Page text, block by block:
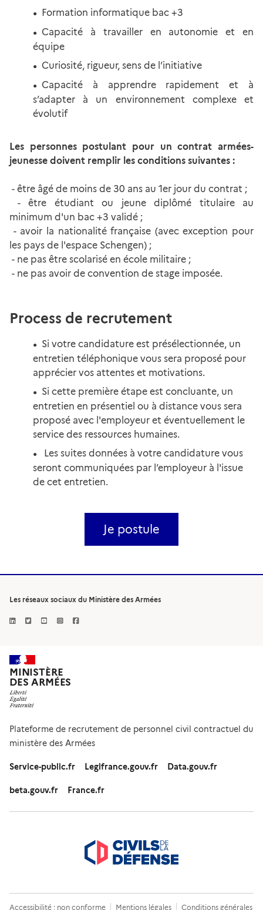
Formation informatique bac +3
Capacité à travailler en autonomie et en
équipe
Curiosité, rigueur, sens de l’initiative
Capacité à apprendre rapidement et à
s’adapter à un environnement complexe et
évolutif
Les personnes postulant pour un contrat armées-
jeunesse doivent remplir les conditions suivantes :
- être âgé de moins de 30 ans au 1er jour du contrat ;
- être étudiant ou jeune diplômé titulaire au
minimum d'un bac +3 validé ;
- avoir la nationalité française (avec exception pour
les pays de l'espace Schengen) ;
- ne pas être scolarisé en école militaire ;
- ne pas avoir de convention de stage imposée.
Process de recrutement
Si votre candidature est présélectionnée, un
entretien téléphonique vous sera proposé pour
apprécier vos attentes et motivations.
Si cette première étape est concluante, un
entretien en présentiel ou à distance vous sera
proposé avec l'employeur et éventuellement le
service des ressources humaines.
Les suites données à votre candidature vous
seront communiquées par l’employeur à l'issue
de cet entretien.
Je postule
Les réseaux sociaux du Ministère des Armées
MINISTÈRE
DES ARMÉES
Plateforme de recrutement de personnel civil contractuel du
ministère des Armées
Service-public.fr Legifrance.gouv.fr Data.gouv.fr
beta.gouv.fr France.fr
Accessibilité : non conforme Mentions légales Conditions générales